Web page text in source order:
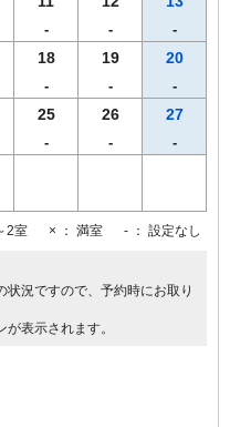
- - -
18
-
19
-
20
-
25
-
26
-
27
-
2室 × ： 満室 - ： 設定なし
況ですので、予約時にお取り
表示されます。